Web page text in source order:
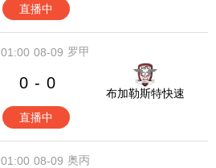
直播中
08-09
01:00 罗甲
0 - 0
布加勒斯特快速
直播中
08-09
01:00 奥丙